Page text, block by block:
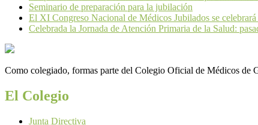
Seminario de preparación para la jubilación
El XI Congreso Nacional de Médicos Jubilados se
Celebrada la Jornada de Atención Primaria de la Salud:
Como colegiado, formas parte del Colegio Oficial de Médicos de
El Colegio
Junta Directiva